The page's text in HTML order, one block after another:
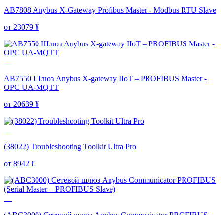
AB7808 Anybus X-Gateway Profibus Master - Modbus RTU Slave
от 23079 ¥
AB7550 Шлюз Anybus X-gateway IIoT – PROFIBUS Master -
OPC UA-MQTT
от 20639 ¥
(38022) Troubleshooting Toolkit Ultra Pro
от 8942 €